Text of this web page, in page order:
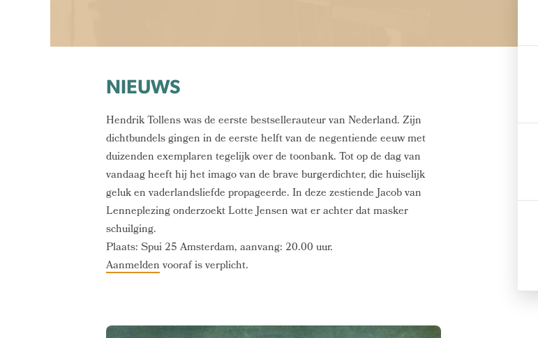
NIEUWS
Hendrik Tollens was de eerste bestsellerauteur van Nederland. Zijn
dichtbundels gingen in de eerste helft van de negentiende eeuw met
duizenden exemplaren tegelijk over de toonbank. Tot op de dag van
vandaag heeft hij het imago van de brave burgerdichter, die huiselijk
geluk en vaderlandsliefde propageerde. In deze zestiende Jacob van
Lenneplezing onderzoekt Lotte Jensen wat er achter dat masker
schuilging.
Plaats: Spui 25 Amsterdam, aanvang: 20.00 uur.
Aanmeldenvooraf is verplicht.